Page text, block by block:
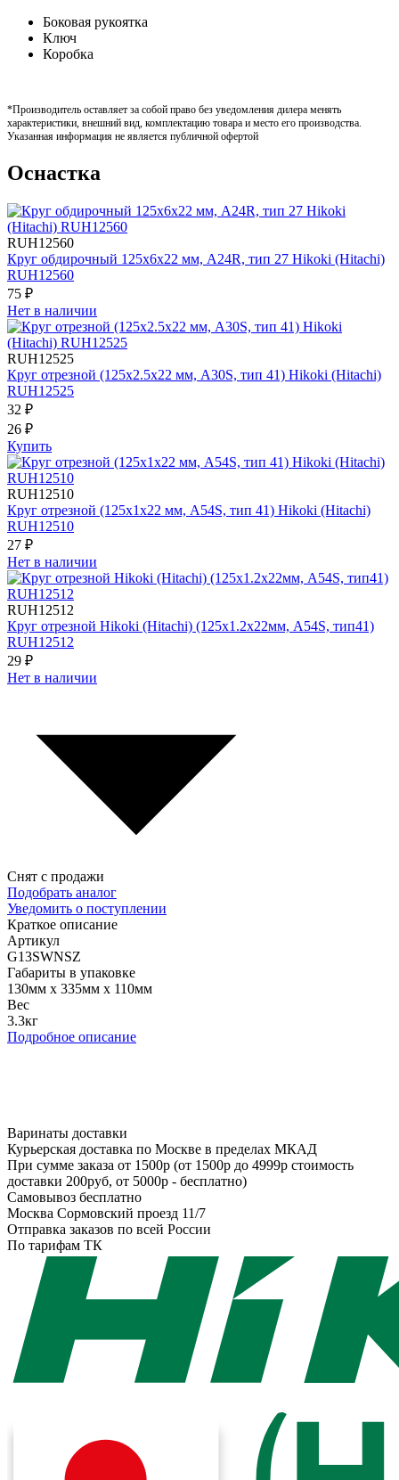
Боковая рукоятка
Ключ
Коробка
*Производитель оставляет за собой право без уведомления дилера менять
характеристики, внешний вид, комплектацию товара и место его производства.
Указанная информация не является публичной офертой
Оснастка
RUH12560
Круг обдирочный 125х6х22 мм, A24R, тип 27 Hikoki (Hitachi)
RUH12560
75 ₽
Нет в наличии
RUH12525
Круг отрезной (125х2.5х22 мм, A30S, тип 41) Hikoki (Hitachi)
RUH12525
32 ₽
26 ₽
Купить
RUH12510
Круг отрезной (125х1х22 мм, A54S, тип 41) Hikoki (Hitachi)
RUH12510
27 ₽
Нет в наличии
RUH12512
Круг отрезной Hikoki (Hitachi) (125х1.2х22мм, A54S, тип41)
RUH12512
29 ₽
Нет в наличии
Снят с продажи
Подобрать аналог
Уведомить о поступлении
Краткое описание
Артикул
G13SWNSZ
Габариты в упаковке
130мм x 335мм x 110мм
Вес
3.3кг
Подробное описание
Варинаты доставки
Курьерская доставка по Москве в пределах МКАД
При сумме заказа от 1500р (от 1500р до 4999р стоимость
доставки 200руб, от 5000р - бесплатно)
Самовывоз бесплатно
Москва Сормовский проезд 11/7
Отправка заказов по всей России
По тарифам ТК